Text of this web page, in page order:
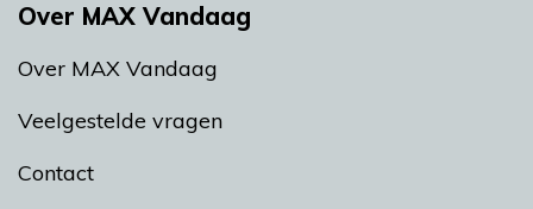
Over MAX Vandaag
Over MAX Vandaag
Veelgestelde vragen
Contact